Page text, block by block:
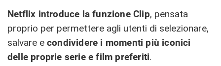
Netflix introduce la funzione Clip, pensata
proprio per permettere agli utenti di selezionare,
salvare e condividere i momenti più iconici
delle proprie serie e film preferiti.